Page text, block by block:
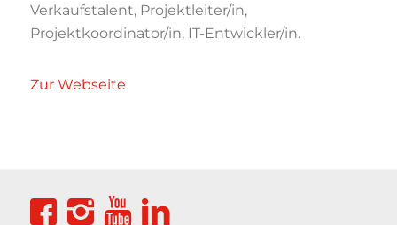
Verkaufstalent, Projektleiter/in,
Projektkoordinator/in, IT-Entwickler/in.
Zur Webseite